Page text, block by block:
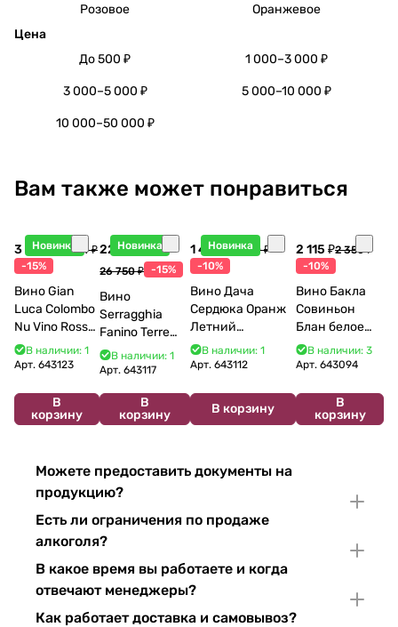
Розовое
Оранжевое
Цена
До 500 ₽
1 000–3 000 ₽
3 000–5 000 ₽ 5 000–10 000 ₽
10 000–50 000 ₽
Вам также может понравиться
Новинка
3 998 ₽4 704 ₽
-15%
Вино Gian
Luca Colombo
Nu Vino Rosso
2025 750 мл
В наличии: 1
Арт. 643123
В
корзину
Новинка
22 738 ₽
26 750 ₽ -15%
Вино
Serragghia
Fanino Terre
Siciliane IGP
2022 750 мл
В наличии: 1
Арт.643117
В
корзину
Новинка
1 440 ₽1 600 ₽
-10%
Вино Дача
Сердюка Оранж
Летний
Сибирьковый
2024 750 мл
В наличии: 1
Арт. 643112
В корзину
2 115 ₽2 350 ₽
-10%
Вино Бакла
Совиньон
Блан белое
сухое 750 мл
12%
В наличии: 3
Арт.643094
В
корзину
Можете предоставить документы на
продукцию?
Есть ли ограничения по продаже
алкоголя?
В какое время вы работаете и когда
отвечают менеджеры?
Как работает доставка и самовывоз?